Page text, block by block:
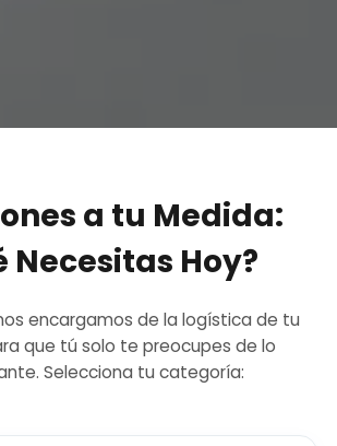
a tu Medida:
Necesitas Hoy?
encargamos de la logística de tu
que tú solo te preocupes de lo
Selecciona tu categoría: